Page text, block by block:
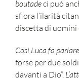
boutadeci può
sfiora l’ilarità
discetta di uomini
Così Luca fa parlare
forse per due
davanti a Dio”.